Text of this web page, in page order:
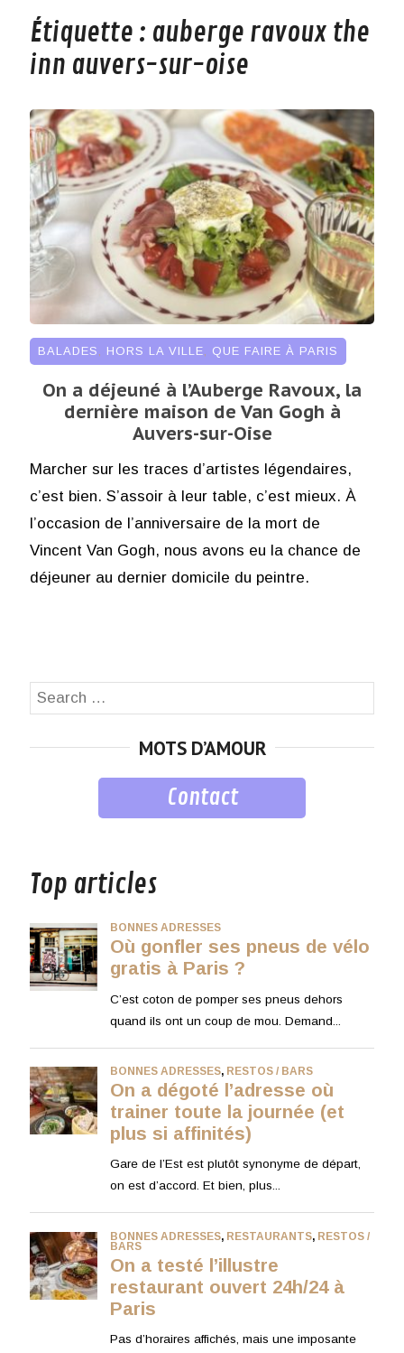
Étiquette : auberge ravoux the
inn auvers-sur-oise
BALADES HORS LA VILLE QUE FAIRE À PARIS
On a déjeuné à l’Auberge Ravoux, la
dernière maison de Van Gogh à
Auvers-sur-Oise
Marcher sur les traces d’artistes légendaires,
c’est bien. S’assoir à leur table, c’est mieux. À
l’occasion de l’anniversaire de la mort de
Vincent Van Gogh, nous avons eu la chance de
déjeuner au dernier domicile du peintre.
Search
MOTS D’AMOUR
Contact
Top articles